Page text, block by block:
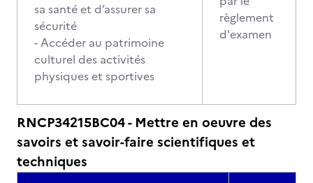
sa santé et d’assurer sa
sécurité
- Accéder au patrimoine
culturel des activités
physiques et sportives
règlement
d'examen
RNCP34215BC04 - Mettre en oeuvre des
savoirs et savoir-faire scientifiques et
techniques